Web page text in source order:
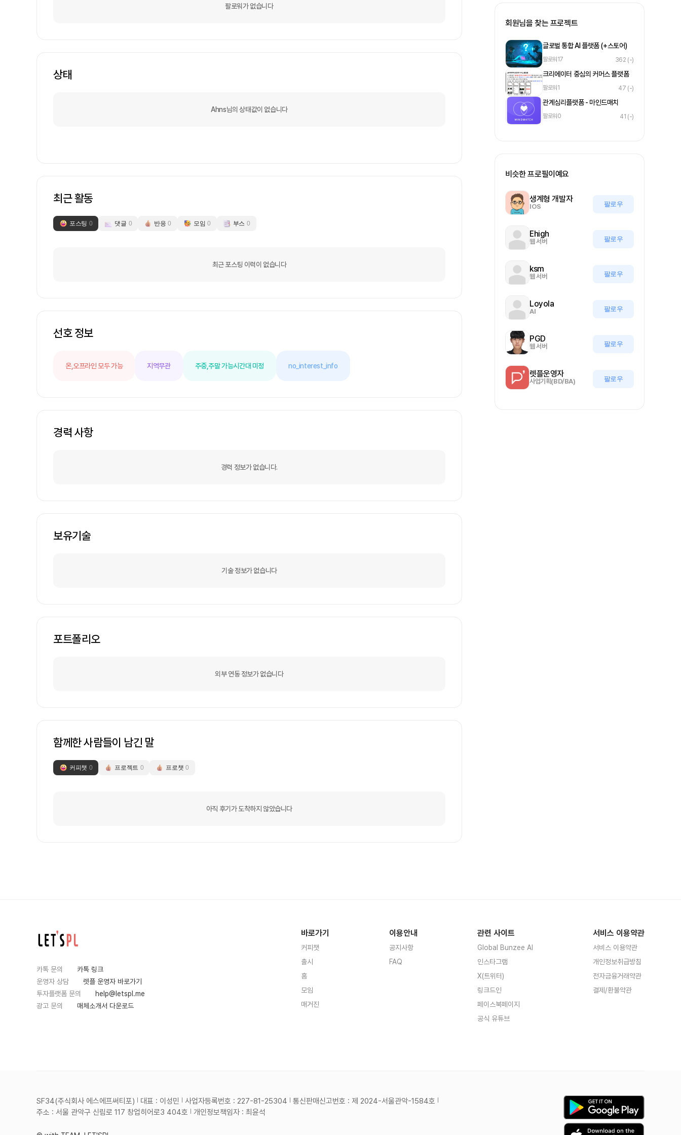
팔로워가 없습니다
상태
Ahns님의 상태값이 없습니다
최근 활동
포스팅 0 댓글 0 반응 0 모임 0 부스 0
최근 포스팅 이력이 없습니다
선호 정보
온,오프라인 모두 가능 지역무관 주중,주말 가능시간대 미정 no_interest_info
경력 사항
경력 정보가 없습니다.
보유기술
기술 정보가 없습니다
포트폴리오
외부 연동 정보가 없습니다
함께한 사람들이 남긴 말
커피챗 0 프로젝트 0 프로챗 0
아직 후기가 도착하지 않았습니다
회원님을 찾는 프로젝트
글로벌 통합 AI 플랫폼 (+스토어)
팔로워17 362 (-)
크리에이터 중심의 커머스 플랫폼
팔로워1 47 (-)
관계심리플랫폼 - 마인드매치
팔로워0 41 (-)
비슷한 프로필이예요
생계형 개발자
IOS 팔로우
Ehigh
웹 서버 팔로우
ksm
웹 서버 팔로우
Loyola
AI 팔로우
PGD
웹 서버 팔로우
렛플운영자
사업기획(BD/BA) 팔로우
카톡 문의
카톡 링크
운영자 상담
렛플 운영자 바로가기
투자플랫폼 문의
help@letspl.me
광고 문의
매체소개서 다운로드
바로가기
커피챗
출시
홈
모임
매거진
이용안내
공지사항
FAQ
관련 사이트
Global Bunzee AI
인스타그램
X(트위터)
링크드인
페이스북페이지
공식 유튜브
서비스 이용약관
서비스 이용약관
개인정보취급방침
전자금융거래약관
결제/환불약관
SF34(주식회사 에스에프써티포) 대표 : 이성민 사업자등록번호 : 227-81-25304
통신판매신고번호 : 제 2024-서울관악-1584호
주소 : 서울 관악구 신림로 117 창업히어로3 404호
개인정보책임자 : 최윤석